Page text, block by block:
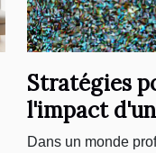
Stratégies
l'impact
linguistique
Dans un monde